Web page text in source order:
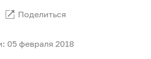
05 февраля 2018
Поделиться